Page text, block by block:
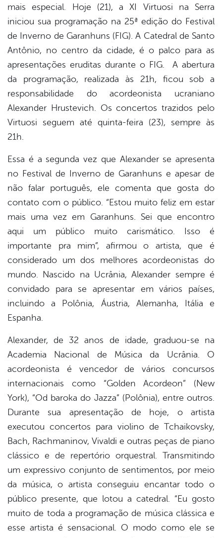
mais especial. Hoje (21), a XI Virtuosi na Serra
iniciou sua programação na 25ª edição do Festival
de Inverno de Garanhuns (FIG). A Catedral de Santo
Antônio, no centro da cidade, é o palco para as
apresentações eruditas durante o FIG. A abertura
da programação, realizada às 21h, ficou sob a
responsabilidade do acordeonista ucraniano
Alexander Hrustevich. Os concertos trazidos pelo
Virtuosi seguem até quinta-feira (23), sempre às
21h.
Essa é a segunda vez que Alexander se apresenta
no Festival de Inverno de Garanhuns e apesar de
não falar português, ele comenta que gosta do
contato com o público. “Estou muito feliz em estar
mais uma vez em Garanhuns. Sei que encontro
aqui um público muito carismático. Isso é
importante pra mim”, afirmou o artista, que é
considerado um dos melhores acordeonistas do
mundo. Nascido na Ucrânia, Alexander sempre é
convidado para se apresentar em vários países,
incluindo a Polônia, Áustria, Alemanha, Itália e
Espanha.
Alexander, de 32 anos de idade, graduou-se na
Academia Nacional de Música da Ucrânia. O
acordeonista é vencedor de vários concursos
internacionais como “Golden Acordeon” (New
York), “Od baroka do Jazza” (Polônia), entre outros.
Durante sua apresentação de hoje, o artista
executou concertos para violino de Tchaikovsky,
Bach, Rachmaninov, Vivaldi e outras peças de piano
clássico e de repertório orquestral. Transmitindo
um expressivo conjunto de sentimentos, por meio
da música, o artista conseguiu encantar todo o
público presente, que lotou a catedral. “Eu gosto
muito de toda a programação de música clássica e
esse artista é sensacional. O modo como ele se